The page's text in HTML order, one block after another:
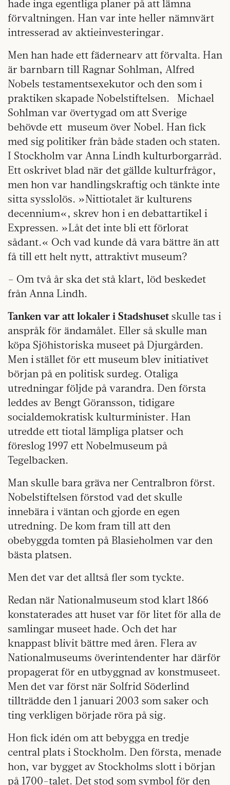
hade inga egentliga planer på att lämna
förvaltningen. Han var inte heller nämnvärt
intresserad av aktieinvesteringar.
Men han hade ett fädernearv att förvalta. Han
är barnbarn till Ragnar Sohlman, Alfred
Nobels testamentsexekutor och den som i
praktiken skapade Nobelstiftelsen.
Michael
Sohlman var övertygad om att Sverige
behövde ett museum över Nobel. Han fick
med sig politiker från både staden och staten.
I Stockholm var Anna Lindh kulturborgarråd.
Ett oskrivet blad när det gällde kulturfrågor,
men hon var handlingskraftig och tänkte inte
sitta sysslolös. »Nittiotalet är kulturens
decennium«, skrev hon i en debattartikel i
Expressen. »Låt det inte bli ett förlorat
sådant.« Och vad kunde då vara bättre än att
få till ett helt nytt, attraktivt museum?
– Om två år ska det stå klart, löd beskedet
från Anna Lindh.
Tanken var att lokaler i Stadshuset skulle tas i
anspråk för ändamålet. Eller så skulle man
köpa Sjöhistoriska museet på Djurgården.
Men i stället för ett museum blev initiativet
början på en politisk surdeg. Otaliga
utredningar följde på varandra. Den första
leddes av Bengt Göransson, tidigare
socialdemokratisk kulturminister. Han
utredde ett tiotal lämpliga platser och
föreslog 1997 ett Nobelmuseum på
Tegelbacken.
Man skulle bara gräva ner Centralbron först.
Nobelstiftelsen förstod vad det skulle
innebära i väntan och gjorde en egen
utredning. De kom fram till att den
obebyggda tomten på Blasieholmen var den
bästa platsen.
Men det var det alltså fler som tyckte.
Redan när Nationalmuseum stod klart 1866
konstaterades att huset var för litet för alla de
samlingar museet hade. Och det har
knappast blivit bättre med åren. Flera av
Nationalmuseums överintendenter har därför
propagerat för en utbyggnad av konstmuseet.
Men det var först när Solfrid Söderlind
tillträdde den 1 januari 2003 som saker och
ting verkligen började röra på sig.
Hon fick idén om att bebygga en tredje
central plats i Stockholm. Den första, menade
hon, var bygget av Stockholms slott i början
på 1700-talet. Det stod som symbol för den